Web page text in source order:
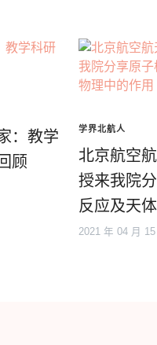
：教学
顾
学界北航人
北京航空
授来我院
反应及天
2021 年 04 月 15